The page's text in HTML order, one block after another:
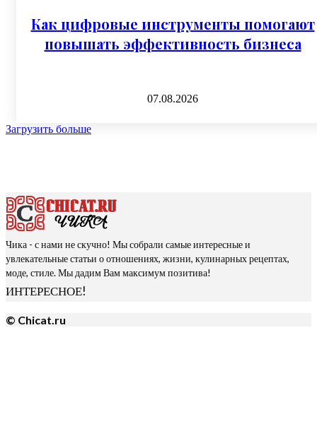
Как цифровые инструменты помогают
повышать эффективность бизнеса
07.08.2026
Загрузить больше
Чика - с нами не скучно! Мы собрали самые интересные и
увлекательные статьи о отношениях, жизни, кулинарных рецептах,
моде, стиле. Мы дадим Вам максимум позитива!
ИНТЕРЕСНОЕ!
© Chicat.ru